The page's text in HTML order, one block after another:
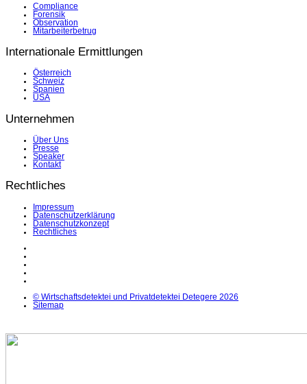
Compliance
Forensik
Observation
Mitarbeiterbetrug
Internationale Ermittlungen
Österreich
Schweiz
Spanien
USA
Unternehmen
Über Uns
Presse
Speaker
Kontakt
Rechtliches
Impressum
Datenschutzerklärung
Datenschutzkonzept
Rechtliches
© Wirtschaftsdetektei und Privatdetektei Detegere 2026
Sitemap